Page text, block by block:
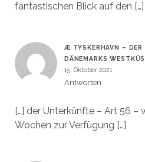
fantastischen Blick auf den […]
Æ TYSKERHAVN –
DÄNEMARKS
15. Oktober 2021
Antworten
[…] der Unterkünfte – Art 56 –
Wochen zur Verfügung […]